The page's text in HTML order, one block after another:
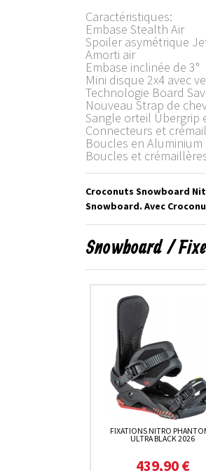
Caractéristiques:
Embase Stealth Air
Spoiler asymétrique
Amorti air
Embase inclinée de 3°
Mini disque 2x4 avec
Technologie Board
Nouveau Strap de
Sangle orteil Übergrip
Connecteurs et
Boucles en Aluminium
Boucles et
Croconuts Snowboard
Snowboard. Avec
Snowboard /
FIXATIONS NITRO
ULTRA BLACK 2026
439,90 €